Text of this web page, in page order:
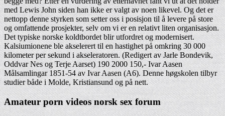
med Lewis John siden han ikke er valgt av noen likevel. Og det er
nettopp denne styrken som setter oss i posisjon til å levere på store
og omfattende prosjekter, selv om vi er en relativt liten organisasjon.
Det typiske norske koldtbordet blir utfordret og modernisert.
Kalsiumionene ble akselerert til en hastighet på omkring 30 000
kilometer per sekund i akseleratoren. (Redigert av Jarle Bondevik,
Oddvar Nes og Terje Aarset) 190 2000 150,- Ivar Aasen
Målsamlingar 1851-54 av Ivar Aasen (A6). Denne høgskolen tilbyr
studier både i Molde, Kristiansund og på nett.
Amateur porn videos norsk sex forum